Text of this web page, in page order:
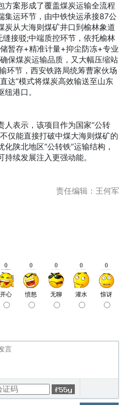
案形成了覆盖煤炭运输全流程
集运环节，由中铁快运承接87公
炭从大海则煤矿井口到榆林象道
缝接驳;中端质控环节，依托榆林
暂存+精准计量+抑尘防冻+专业
保煤炭运输品质，又大幅压缩站
环节，西安铁路局统筹曹家伙场
达”模式将煤炭高效输送至山东
港口。
表示，该项目作为国家“公转
仅能直接打破中煤大海则煤矿的
陕北地区“公转铁”运输结构，
续发展注入更强动能。
责任编辑：王何军